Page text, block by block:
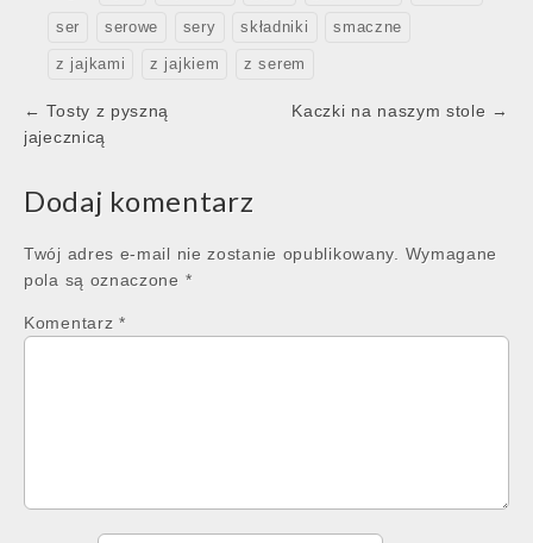
ser serowe sery składniki smaczne
z jajkami z jajkiem z serem
Post
navigation
← Tosty z pyszną
jajecznicą
Kaczki na naszym stole →
Dodaj komentarz
Twój adres e-mail nie zostanie opublikowany.
Wymagane
pola są oznaczone *
Komentarz *